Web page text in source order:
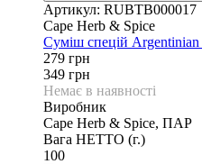
Артикул: RUBTB000017
Cape Herb & Spice
Суміш спецій
279 грн
349 грн
Немає в наявності
Виробник
Cape Herb & Spice, ПАР
Вага НЕТТО (г.)
100